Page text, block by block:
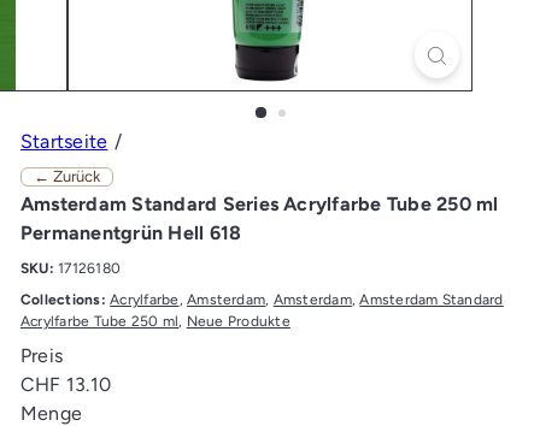
Startseite
← Zurück
Amsterdam Standard Series Acrylfarbe Tube 250 ml
Permanentgrün Hell 618
SKU: 17126180
Collections: Acrylfarbe,Amsterdam, Amsterdam,Amsterdam Standard
Acrylfarbe Tube 250 ml, Neue Produkte
Preis
Normaler
Preis
CHF 13.10
Menge